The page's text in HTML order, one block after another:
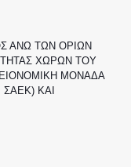
ΑΝΩ ΤΩΝ ΟΡΙΩΝ
ΧΩΡΩΝ ΤΟΥ
ΜΟΝΑΔΑ
ΚΑΙ